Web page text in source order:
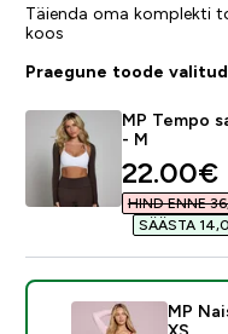
Täienda oma komplekti
koos
Praegune toode valitud
MP Tempo
- M
22.00€‎
HIND ENNE
SÄÄSTA
MP
XS